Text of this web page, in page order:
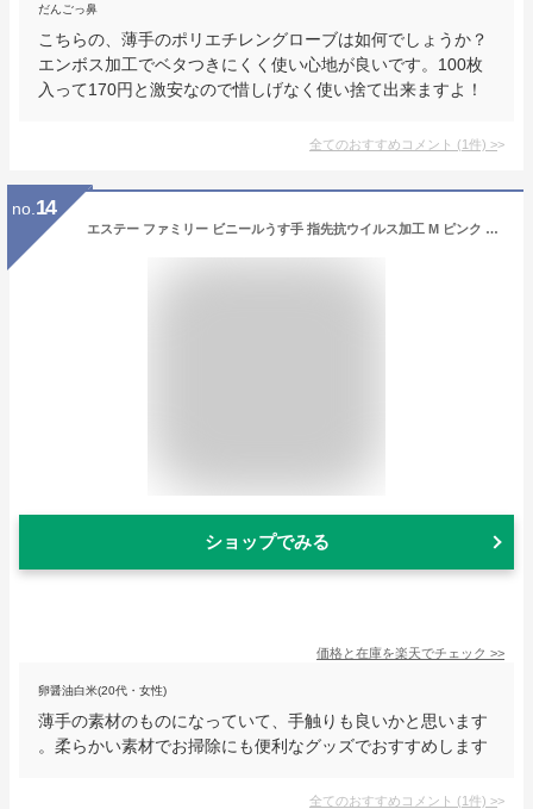
だんごっ鼻
こちらの、薄手のポリエチレングローブは如何でしょうか？
エンボス加工でベタつきにくく使い心地が良いです。100枚
入って170円と激安なので惜しげなく使い捨て出来ますよ！
全てのおすすめコメント (1件) >
no. 14
エステー ファミリー ビニールうす手 指先抗ウイルス加工 M ピンク 1双
ショップでみる
価格と在庫を楽天でチェック >>
卵醤油白米(20代・女性)
薄手の素材のものになっていて、手触りも良いかと思います
。柔らかい素材でお掃除にも便利なグッズでおすすめします
全てのおすすめコメント (1件) >